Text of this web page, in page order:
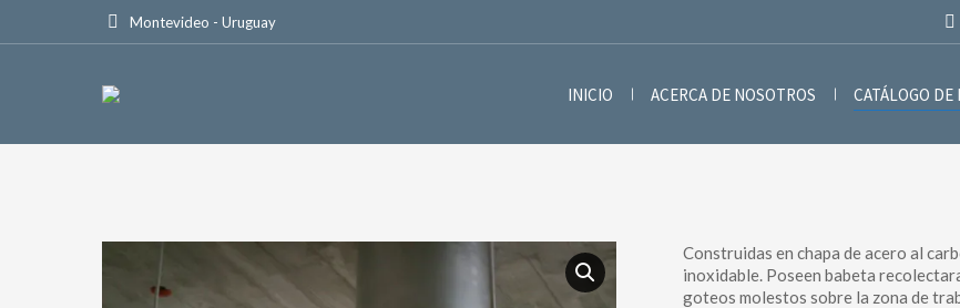
Montevideo - Uruguay
INICIO ACERCA DE NOSOTROS CATÁLOGO
Construidas en chapa de acero al
inoxidable. Poseen babeta
goteos molestos sobre la zona de